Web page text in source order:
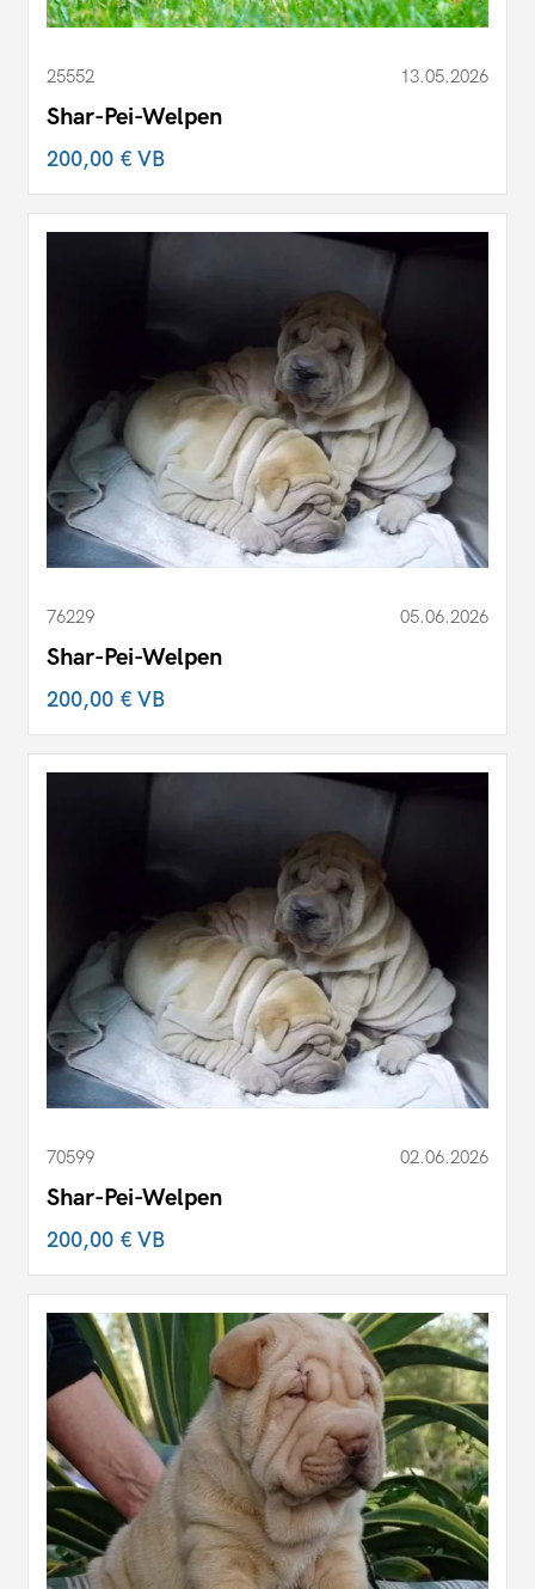
25552 13.05.2026
Shar-Pei-Welpen
200,00 €VB
76229 05.06.2026
Shar-Pei-Welpen
200,00 €VB
70599 02.06.2026
Shar-Pei-Welpen
200,00 €VB